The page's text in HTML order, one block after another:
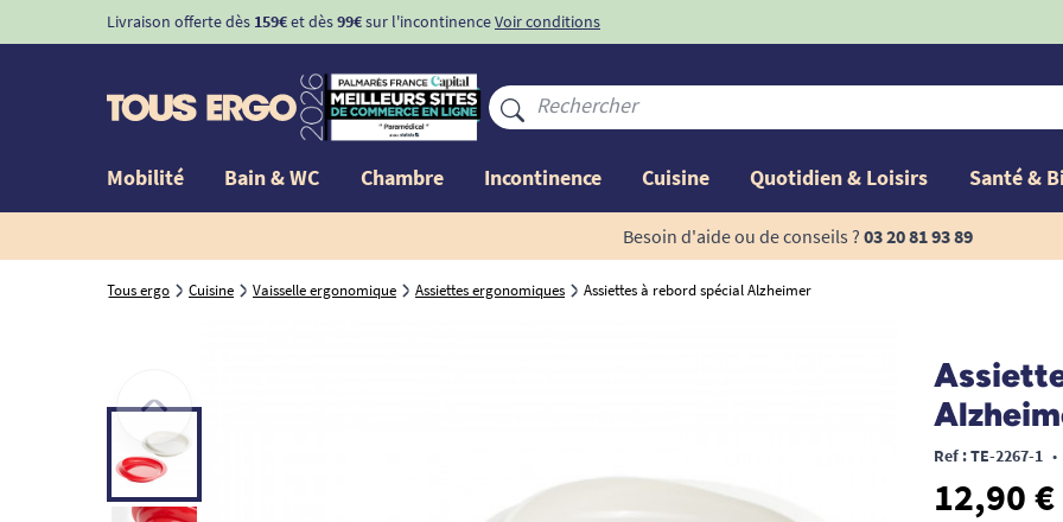
Livraison offerte dès 159€et dès99€sur l'incontinenceVoir conditions
Mobilité Bain & WC Chambre Incontinence Cuisine Quotidien & Loisirs Santé &
Besoin d'aide ou de conseils ? 03 20 81 93 89
Tous ergo Cuisine Vaisselle ergonomique Assiettes ergonomiques Assiettes à rebord spécial Alzheimer
Ref : TE-2267-1 •
12,90 €